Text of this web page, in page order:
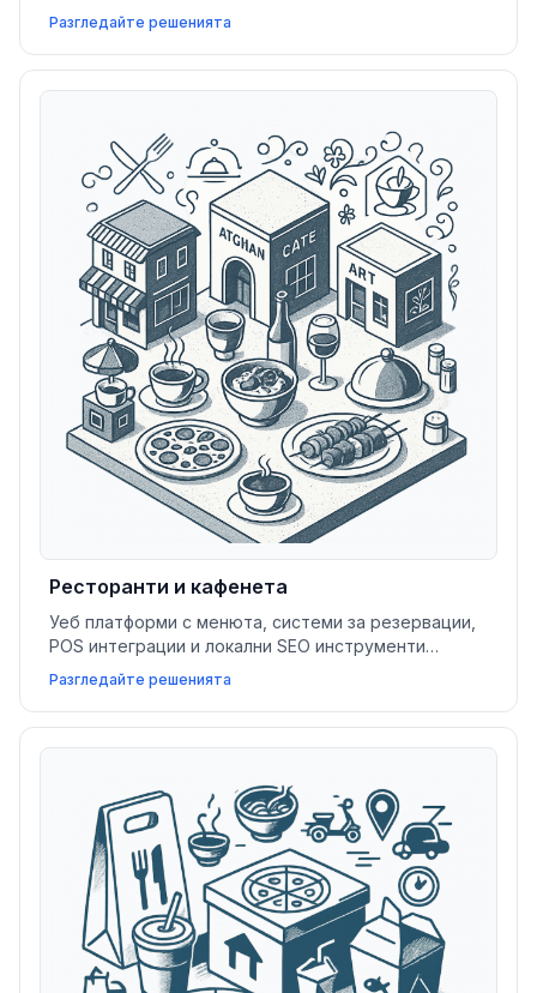
производителите и доставчиците на храни да
управляват инвентара, обработват запитвания и
достигнат по-широки пазари ефективно.
Разгледайте решенията
Ресторанти и кафенета
Уеб платформи с менюта, системи за резервации,
POS интеграции и локални SEO инструменти
помагат на ресторантите и кафенетата да
увеличават резервациите, оптимизират
обслужването и привличат повече гости.
Разгледайте решенията